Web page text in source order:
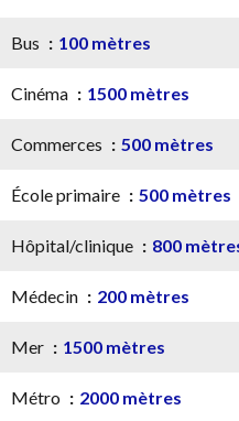
Bus 100 mètres
Cinéma 1500 mètres
Commerces 500 mètres
École primaire 500 mètres
Hôpital/clinique 800
Médecin 200 mètres
Mer 1500 mètres
Métro 2000 mètres